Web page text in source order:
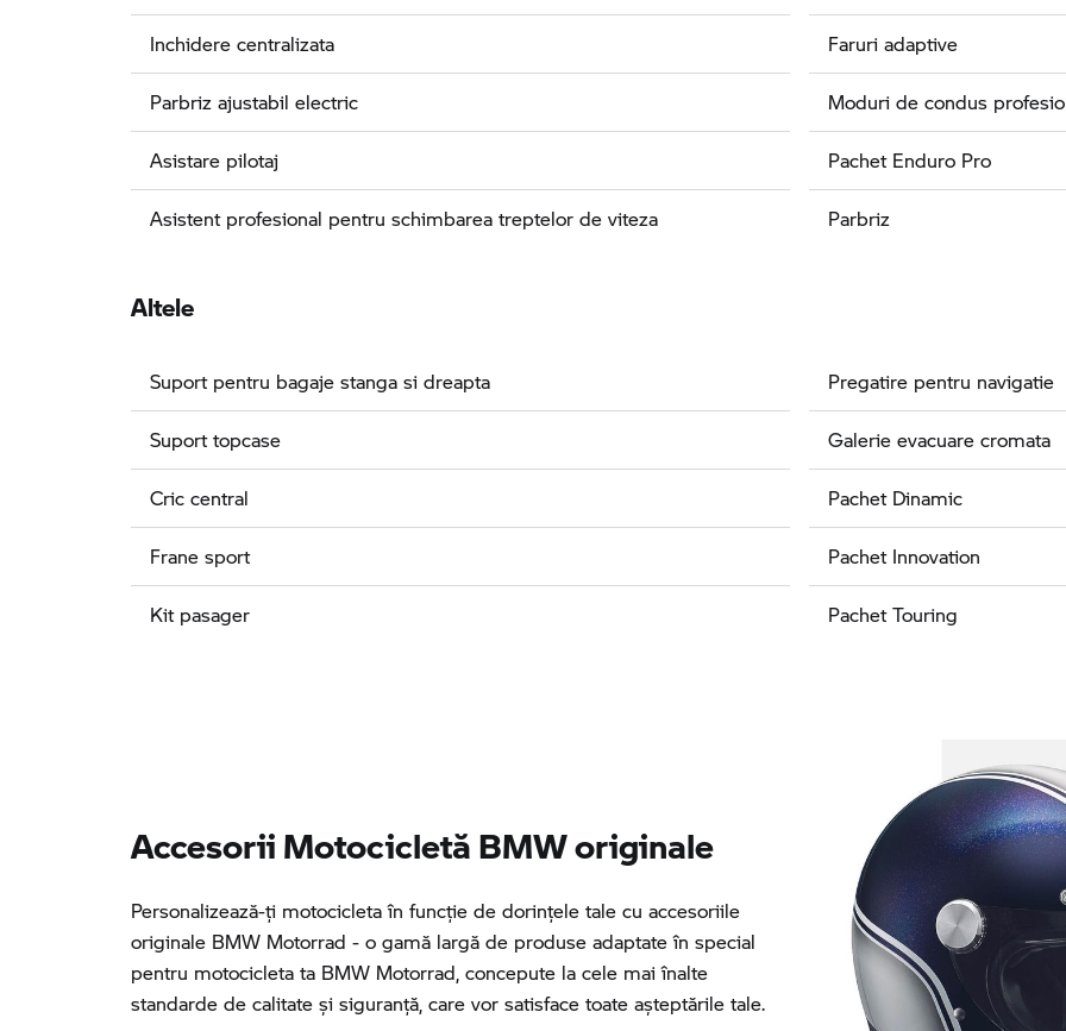
Inchidere centralizata
Parbriz ajustabil electric
Asistare pilotaj
Asistent profesional pentru schimbarea treptelor de viteza
Faruri adaptive
Moduri de condus
Pachet Enduro Pro
Parbriz
Altele
Suport pentru bagaje stanga si dreapta
Suport topcase
Cric central
Frane sport
Kit pasager
Pregatire pentru navigatie
Galerie evacuare cromata
Pachet Dinamic
Pachet Innovation
Pachet Touring
Accesorii Motocicletă BMW originale
Personalizează-ţi motocicleta în funcţie de dorinţele tale cu accesoriile
originale BMW Motorrad - o gamă largă de produse adaptate în special
pentru motocicleta ta BMW Motorrad, concepute la cele mai înalte
standarde de calitate și siguranță, care vor satisface toate așteptările tale.